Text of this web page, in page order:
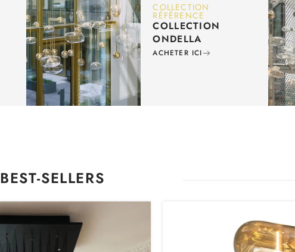
COLLECTION
RÉFÉRENCE
COLLECTION
ONDELLA
ACHETER ICI
SELLERS